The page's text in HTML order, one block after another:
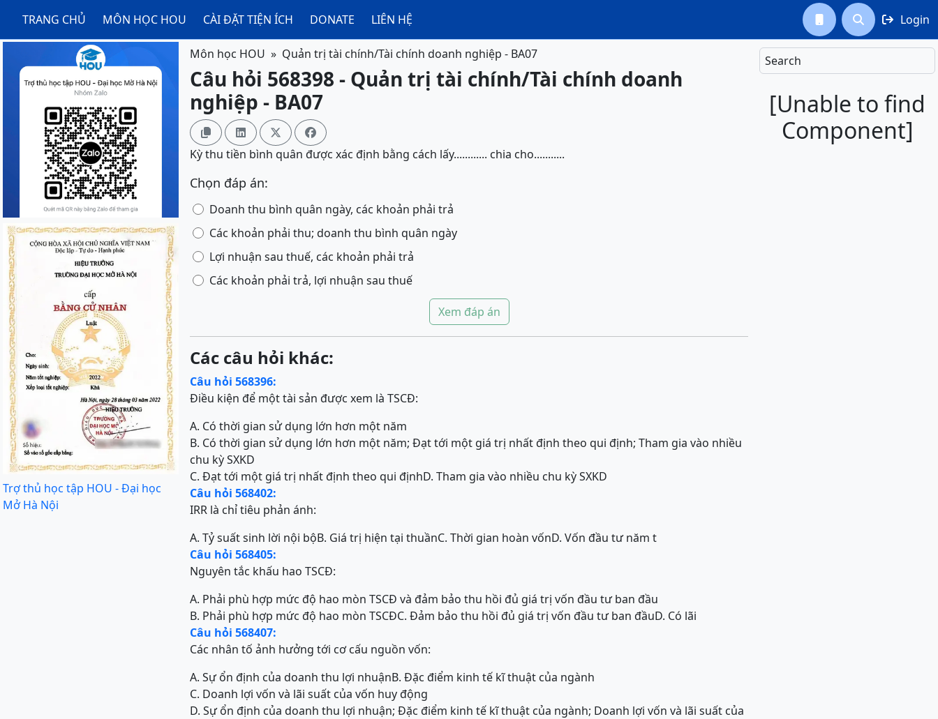
TRANG CHỦ MÔN HỌC HOU CÀI ĐẶT TIỆN ÍCH DONATE LIÊN HỆ   Login
Search
[Unable to find
Component]
Trợ thủ học tập HOU - Đại học
Mở Hà Nội
Môn học HOU Quản trị tài chính/Tài chính doanh nghiệp - BA07
Câu hỏi 568398 - Quản trị tài chính/Tài chính doanh
nghiệp - BA07
   
Kỳ thu tiền bình quân được xác định bằng cách lấy............ chia cho...........
Chọn đáp án:
Doanh thu bình quân ngày, các khoản phải trả
Các khoản phải thu; doanh thu bình quân ngày
Lợi nhuận sau thuế, các khoản phải trả
Các khoản phải trả, lợi nhuận sau thuế
Xem đáp án
Các câu hỏi khác:
Câu hỏi 568396:
Điều kiện để một tài sản được xem là TSCĐ:
A. Có thời gian sử dụng lớn hơn một năm
B. Có thời gian sử dụng lớn hơn một năm; Đạt tới một giá trị nhất định theo qui định; Tham gia vào nhiều
chu kỳ SXKD
C. Đạt tới một giá trị nhất định theo qui địnhD. Tham gia vào nhiều chu kỳ SXKD
Câu hỏi 568402:
IRR là chỉ tiêu phản ánh:
A. Tỷ suất sinh lời nội bộB. Giá trị hiện tại thuầnC. Thời gian hoàn vốnD. Vốn đầu tư năm t
Câu hỏi 568405:
Nguyên tắc khấu hao TSCĐ:
A. Phải phù hợp mức độ hao mòn TSCĐ và đảm bảo thu hồi đủ giá trị vốn đầu tư ban đầu
B. Phải phù hợp mức độ hao mòn TSCĐC. Đảm bảo thu hồi đủ giá trị vốn đầu tư ban đầuD. Có lãi
Câu hỏi 568407:
Các nhân tố ảnh hưởng tới cơ cấu nguồn vốn:
A. Sự ổn định của doanh thu lợi nhuậnB. Đặc điểm kinh tế kĩ thuật của ngành
C. Doanh lợi vốn và lãi suất của vốn huy động
D. Sự ổn định của doanh thu lợi nhuận; Đặc điểm kinh tế kĩ thuật của ngành; Doanh lợi vốn và lãi suất của